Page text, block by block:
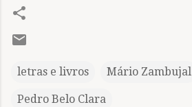
letras e livros Mário Zambujal
Pedro Belo Clara